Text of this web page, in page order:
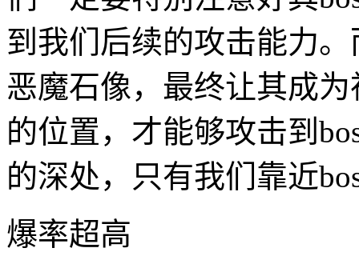
到我们后续的攻击能力
恶魔石像，最终让其成
的位置，才能够攻击到
的深处，只有我们靠近
爆率超高